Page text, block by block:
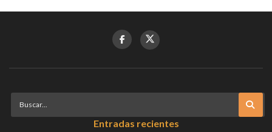
Entradas recientes